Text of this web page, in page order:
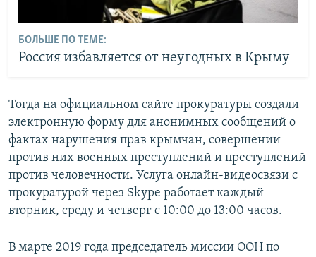
БОЛЬШЕ ПО ТЕМЕ:
Россия избавляется от неугодных в Крыму
Тогда на официальном сайте прокуратуры создали
электронную форму для анонимных сообщений о
фактах нарушения прав крымчан, совершении
против них военных преступлений и преступлений
против человечности. Услуга онлайн-видеосвязи с
прокуратурой через Skype работает каждый
вторник, среду и четверг с 10:00 до 13:00 часов.
В марте 2019 года председатель миссии ООН по